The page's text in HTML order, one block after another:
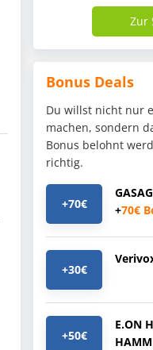
Zur
Bonus Deals
Du willst nicht nur
machen, sondern
Bonus belohnt
richtig.
+70€
GASAG
+70€
+30€
+50€
E.ON